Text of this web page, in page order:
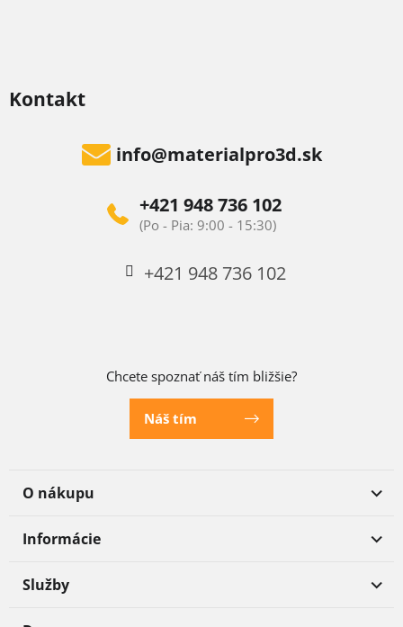
Kontakt
info@materialpro3d.sk
+421 948 736 102
+421 948 736 102
Chcete spoznať náš tím bližšie?
Náš tím
O nákupu
Informácie
Služby